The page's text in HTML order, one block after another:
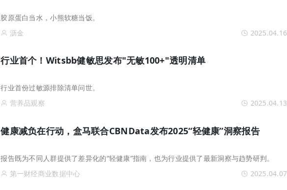
胶原蛋白当水，小熊软糖当饭。
沥金
2025.04.16
行业首个！Witsbb健敏思发布"无敏100+"透明清单
行业首份过敏源排除清单问世。
营养品观察
2025.04.13
健康减负在行动，盒马联合CBNData发布2025“轻健康”洞察报告
报告既为不同人群提供了差异化的“轻健康”指南，也为行业提供了最新洞察与趋势研判。
第一财经商业数据中心
2025.04.07